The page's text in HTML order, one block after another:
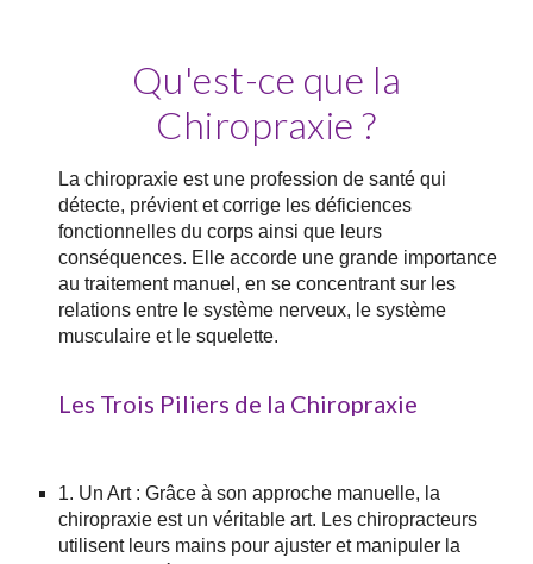
Qu'est-ce que la
Chiropraxie ?
La chiropraxie est une profession de santé qui
détecte, prévient et corrige les déficiences
fonctionnelles du corps ainsi que leurs
conséquences. Elle accorde une grande importance
au traitement manuel, en se concentrant sur les
relations entre le système nerveux, le système
musculaire et le squelette.
Les Trois Piliers de la Chiropraxie
1. Un Art : Grâce à son approche manuelle, la
chiropraxie est un véritable art. Les chiropracteurs
utilisent leurs mains pour ajuster et manipuler la